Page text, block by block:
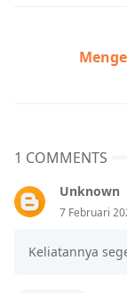
1 COMMENTS
Unknown
7 Februari
Keliatannya